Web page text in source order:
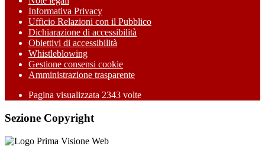
Informativa Privacy
Ufficio Relazioni con il Pubblico
Dichiarazione di accessibilità
Obiettivi di accessibilità
Whistleblowing
Gestione consensi cookie
Amministrazione trasparente
Pagina visualizzata 2343 volte
Sezione Copyright